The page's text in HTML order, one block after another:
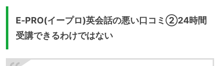
E-PRO(イープロ)英会話の悪い口コミ②24時間
受講できるわけではない